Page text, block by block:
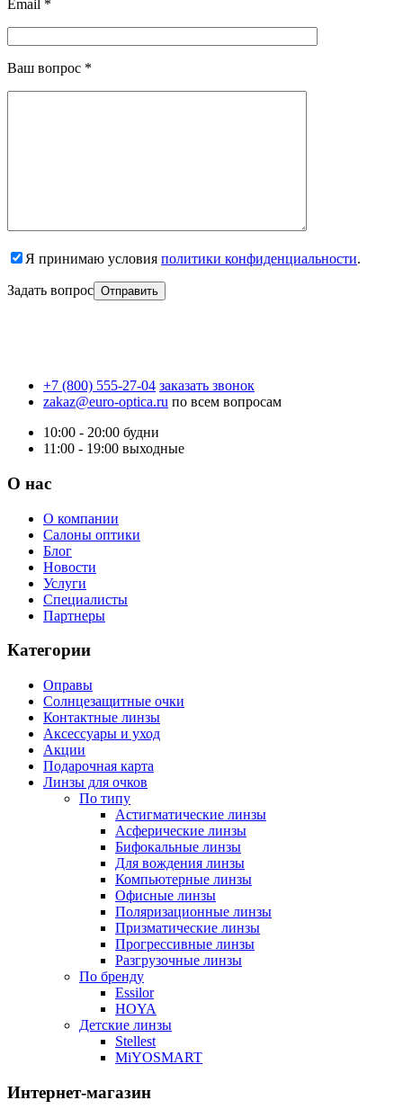
Email *
Ваш вопрос *
Я принимаю условия политики конфиденциальности.
Задать вопрос
+7 (800) 555-27-04 заказать звонок
zakaz@euro-optica.ru по всем вопросам
10:00 - 20:00 будни
11:00 - 19:00 выходные
О нас
О компании
Салоны оптики
Блог
Новости
Услуги
Специалисты
Партнеры
Категории
Оправы
Солнцезащитные очки
Контактные линзы
Аксессуары и уход
Акции
Подарочная карта
Линзы для очков
По типу
Астигматические линзы
Асферические линзы
Бифокальные линзы
Для вождения линзы
Компьютерные линзы
Офисные линзы
Поляризационные линзы
Призматические линзы
Прогрессивные линзы
Разгрузочные линзы
По бренду
Essilor
HOYA
Детские линзы
Stellest
MiYOSMART
Интернет-магазин